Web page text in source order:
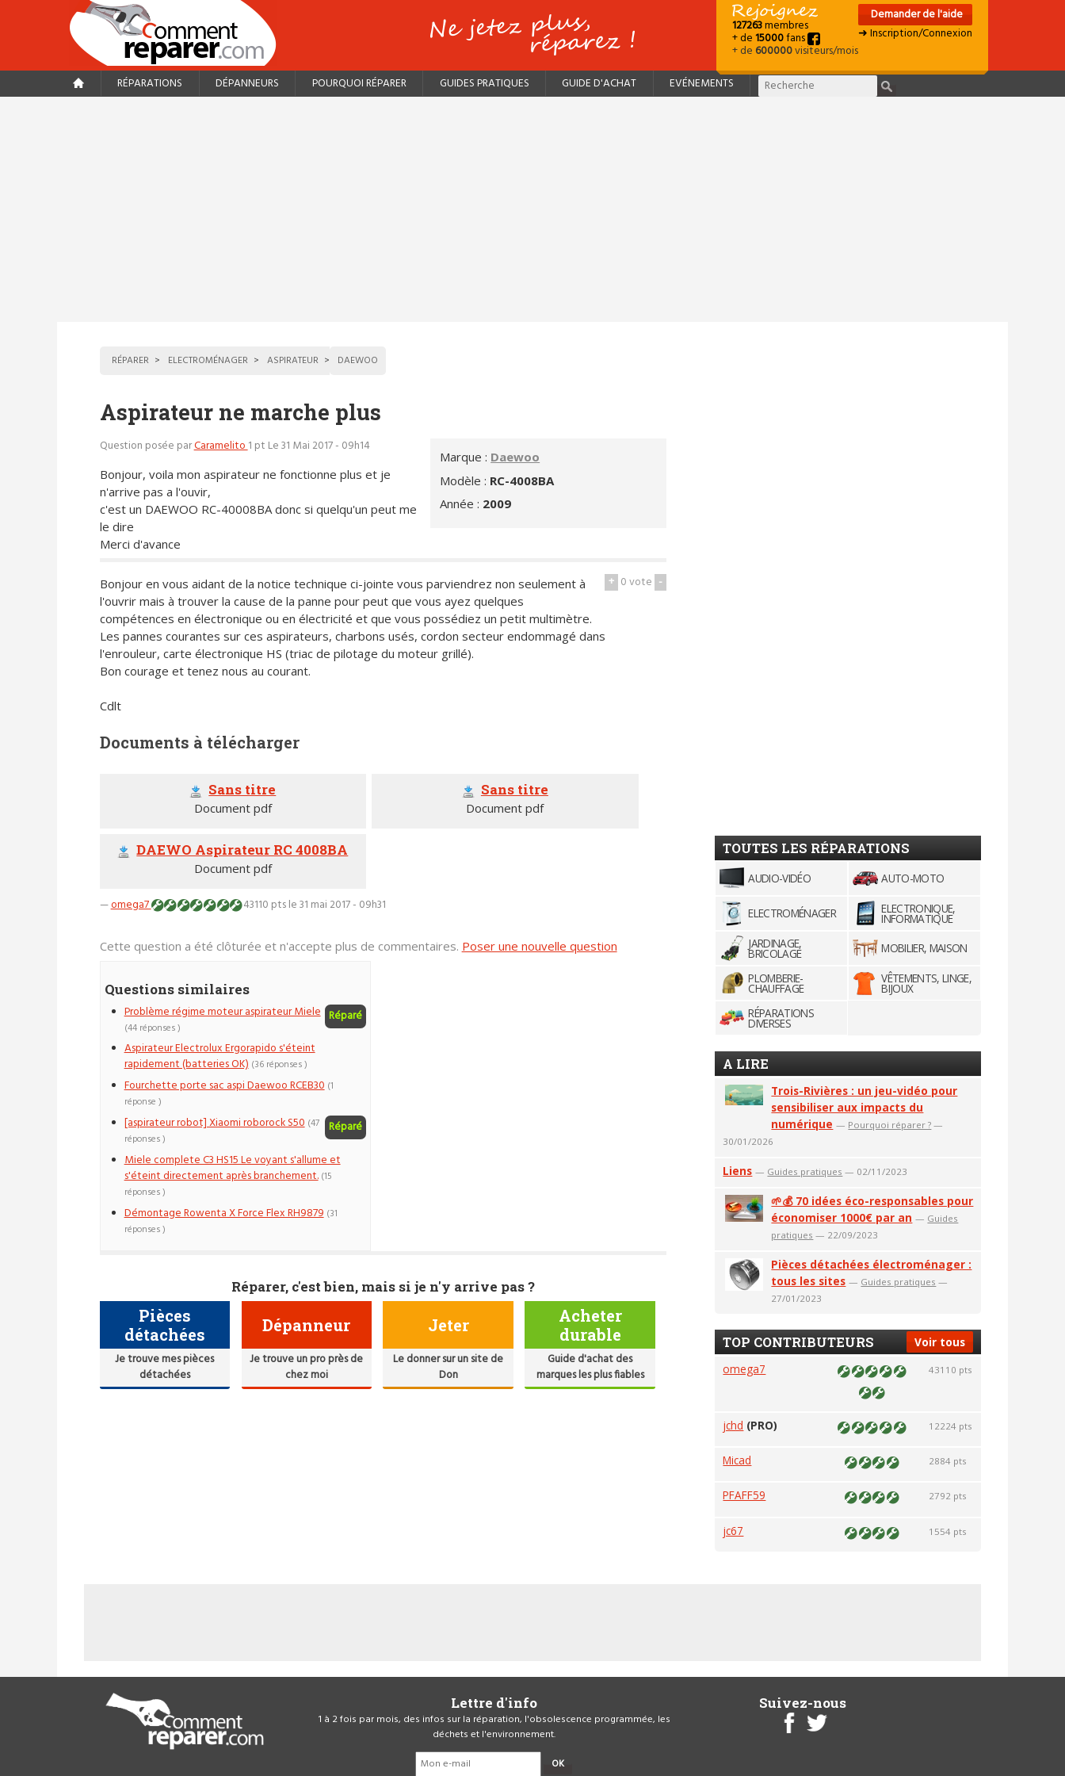
127263membres
+ de15000fans
+ de600000visiteurs/mois
Demander de l'aide
➜ Inscription/Connexion
RÉPARATIONS DÉPANNEURS POURQUOI RÉPARER GUIDES PRATIQUES GUIDE D'ACHAT EVÉNEMENTS
RÉPARER ELECTROMÉNAGER ASPIRATEUR DAEWOO
Aspirateur ne marche plus
Marque : Daewoo
Modèle : RC-4008BA
Année : 2009
Question posée parCaramelito1 pt Le 31 Mai 2017 - 09h14
Bonjour, voila mon aspirateur ne fonctionne plus et je
n'arrive pas a l'ouvir,
c'est un DAEWOO RC-40008BA donc si quelqu'un peut me
le dire
Merci d'avance
+ 0vote -
Bonjour en vous aidant de la notice technique ci-jointe vous parviendrez non seulement à
l'ouvrir mais à trouver la cause de la panne pour peut que vous ayez quelques
compétences en électronique ou en électricité et que vous possédiez un petit multimètre.
Les pannes courantes sur ces aspirateurs, charbons usés, cordon secteur endommagé dans
l'enrouleur, carte électronique HS (triac de pilotage du moteur grillé).
Bon courage et tenez nous au courant.
Cdlt
Documents à télécharger
Sans titre
Document pdf
Sans titre
Document pdf
DAEWO Aspirateur RC 4008BA
Document pdf
—omega7 43110 ptsle 31 mai 2017 - 09h31
Cette question a été clôturée et n'accepte plus de commentaires. Poser une nouvelle question
Questions similaires
Problème régime moteur aspirateur Miele Réparé
(44 réponses )
Aspirateur Electrolux Ergorapido s'éteint
rapidement (batteries OK) (36 réponses )
Fourchette porte sac aspi Daewoo RCEB30 (1
réponse )
[aspirateur robot] Xiaomi roborock S50 Réparé
(47
réponses )
Miele complete C3 HS15 Le voyant s'allume et
s'éteint directement après branchement. (15
réponses )
Démontage Rowenta X Force Flex RH9879 (31
réponses )
Réparer, c'est bien, mais si je n'y arrive pas ?
Pièces
détachées
Je trouve mes pièces
détachées
Dépanneur
Je trouve un pro près de
chez moi
Jeter
Le donner sur un site de
Don
Acheter
durable
Guide d'achat des
marques les plus fiables
TOUTES LES RÉPARATIONS
AUDIO-VIDÉO AUTO-MOTO
ELECTROMÉNAGER ELECTRONIQUE,
INFORMATIQUE
JARDINAGE,
BRICOLAGE
MOBILIER, MAISON
PLOMBERIE-
CHAUFFAGE
VÊTEMENTS, LINGE,
BIJOUX
RÉPARATIONS
DIVERSES
A LIRE
Trois-Rivières : un jeu-vidéo pour
sensibiliser aux impacts du
numérique — Pourquoi réparer ? —
30/01/2026
Liens — Guides pratiques — 02/11/2023
🌱💰 70 idées éco-responsables pour
économiser 1000€ par an — Guides
pratiques — 22/09/2023
Pièces détachées électroménager :
tous les sites — Guides pratiques —
27/01/2023
Voir tous
TOP CONTRIBUTEURS
omega7 43110 pts
jchd (PRO) 12224 pts
Micad 2884 pts
PFAFF59 2792 pts
jc67 1554 pts
Lettre d'info
1 à 2 fois par mois, des infos sur la réparation, l'obsolescence programmée, les
déchets et l'environnement.
OK
Suivez-nous